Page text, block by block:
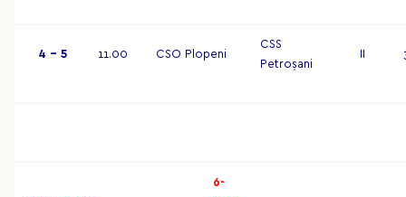
4 – 5 11.00 CSO Plopeni
CSS
Petroșani
6-